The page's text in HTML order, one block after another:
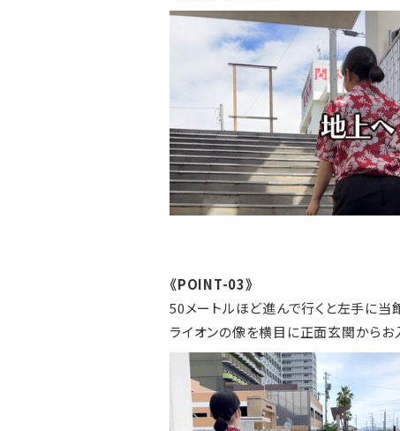
《POINT-03》
50メートルほど進んで行くと左手に当
ライオンの像を横目に正面玄関からお